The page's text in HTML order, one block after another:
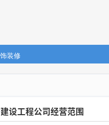
装修
设工程公司经营范围